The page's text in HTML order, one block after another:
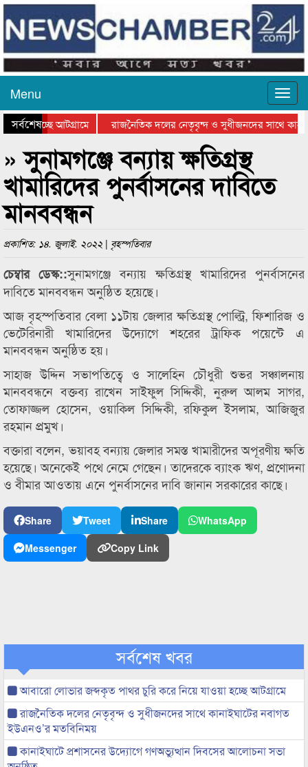
Menu
সর্বশেষ
হচ্ছে আটগ্রামে
রাজনৈতিক দলের নেতৃবৃন্দ ও সুধীজনদের সাথে
সিলেটে বাংলাদেশ গ্রুপ থিয়েটার ফেডারেশানের
» সুনামগঞ্জে বন্যায় ক্ষতিগ্রস্থ
খামারিদের পুনর্বাসনের দাবিতে
মানববন্ধন
প্রকাশিত: ১৪. জুলাই. ২০২২ | বৃহস্পতিবার
চেম্বার ডেস্ক::সুনামগঞ্জে বন্যায় ক্ষতিগ্রস্থ খামারিদের পুনর্বাসনের
দাবিতে মানববন্ধন অনুষ্ঠিত হয়েছে।
আজ বৃহস্পতিবার বেলা ১১টায় জেলার ক্ষতিগ্রস্থ পোল্ট্রি, ফিশারিজ ও
ভেটেরিনারী খামারিদের উদ্যোগে শহরের ট্রাফিক পয়েন্টে এ
মানববন্ধন অনুষ্ঠিত হয়।
সাহাজ উদ্দিন সভাপতিত্বে ও সালেহিন চৌধুরী শুভর সঞ্চালনায়
মানববন্ধনে বক্তব্য রাখেন সাইফুল সিদ্দিকী, নুরুল আলম সাগর,
তোফাজ্জল হোসেন, ওয়াকিল সিদ্দিকী, রফিকুল ইসলাম, আজিজুর
রহমান প্রমুখ।
বক্তারা বলেন, ভয়াবহ বন্যায় জেলার সমস্ত খামারীদের অপূরণীয় ক্ষতি
হয়েছে। অনেকেই পথে নেমে গেছেন। তাদেরকে ব্যাংক ঋণ, প্রণোদনা
ও বীমার আওতায় এনে পুনর্বাসনের দাবি জানান সরকারের কাছে।
Share Tweet Share
WhatsApp
Messenger
Copy Link
সর্বশেষ খবর
আবারো লোভার জব্দকৃত পাথর চুরি করে নিয়ে যাওয়া হচ্ছে আটগ্রামে
রাজনৈতিক দলের নেতৃবৃন্দ ও সুধীজনদের সাথে কানাইঘাটের নবাগত
ইউএনও’র মতবিনিময়
কানাইঘাটে প্রশাসনের উদ্যোগে গণঅভ্যুত্থান দিবসের আলোচনা সভা